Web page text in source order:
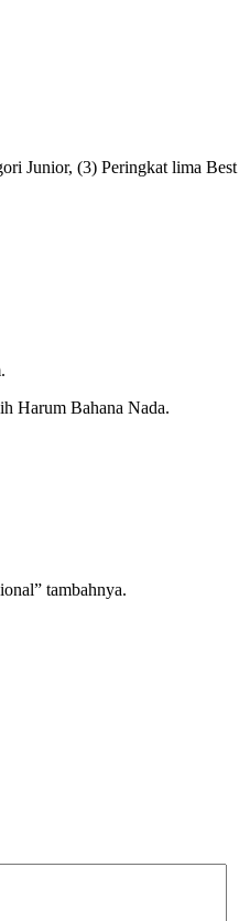
Junior, (3) Peringkat lima
Harum Bahana Nada.
tambahnya.